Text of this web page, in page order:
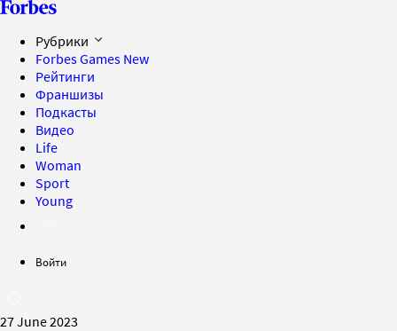
Рубрики
Forbes Games New
Рейтинги
Франшизы
Подкасты
Видео
Life
Woman
Sport
Young
Войти
27 June 2023